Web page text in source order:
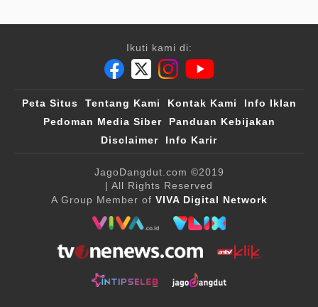
Ikuti kami di:
Peta Situs Tentang Kami Kontak Kami
Info Iklan
Pedoman Media Siber
Panduan Kebijakan
Disclaimer
Info Karir
JagoDangdut.com ©2019
| All Rights Reserved
A Group Member of VIVA Digital Network